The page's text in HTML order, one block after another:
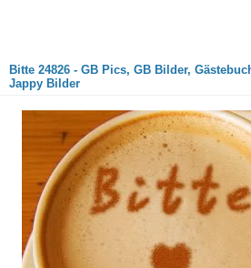
Bitte 24826 - GB Pics, GB Bilder,
Jappy Bilder